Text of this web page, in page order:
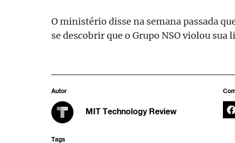
O ministério disse na semana passada
se descobrir que o Grupo NSO violou sua
Autor
MIT Technology Review
Tags